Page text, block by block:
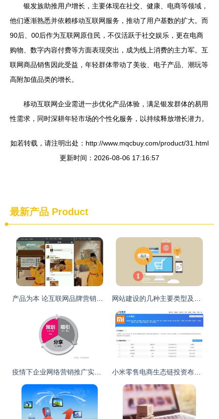
银发族助推用户增长，主要体现在社交、健康、电商等领域，
他们逐渐熟悉并依赖移动互联网服务，推动了用户基数的扩大。而
90后、00后作为互联网原住民，不仅活跃于社交娱乐，更在电商
购物、数字内容付费等方面表现突出，成为线上消费的主力军。互
联网商品销售因此受益，年轻群体带动了美妆、电子产品、潮玩等
高附加值品类的增长。
移动互联网企业需进一步优化产品体验，满足银发群体的易用
性需求，同时深耕年轻市场的个性化服务，以持续释放增长潜力。
如若转载，请注明出处：http://www.mqcbuy.com/product/31.html
更新时间：2026-08-06 17:16:57
最新产品 Product